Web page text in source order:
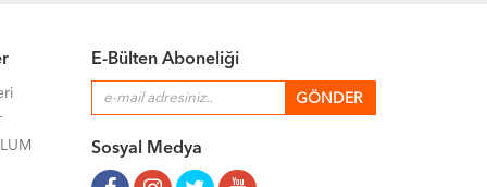
E-Bülten Aboneliği
Sosyal Medya